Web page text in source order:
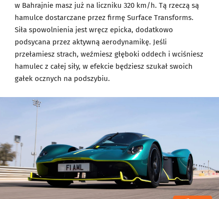
w Bahrajnie masz już na liczniku 320 km/h. Tą rzeczą są
hamulce dostarczane przez firmę Surface Transforms.
Siła spowolnienia jest wręcz epicka, dodatkowo
podsycana przez aktywną aerodynamikę. Jeśli
przełamiesz strach, weźmiesz głęboki oddech i wciśniesz
hamulec z całej siły, w efekcie będziesz szukał swoich
gałek ocznych na podszybiu.